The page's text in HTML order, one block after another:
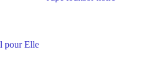
pour Elle